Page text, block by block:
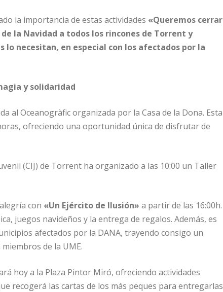
la importancia de estas actividades «Queremos cerrar
la Navidad a todos los rincones de Torrent y
necesitan, en especial con los afectados por la
y solidaridad
al Oceanogràfic organizada por la Casa de la Dona. Esta
ofreciendo una oportunidad única de disfrutar de
(CIJ) de Torrent ha organizado a las 10:00 un Taller
con «Un Ejército de Ilusión» a partir de las 16:00h.
juegos navideños y la entrega de regalos. Además, es
afectados por la DANA, trayendo consigo un
de la UME.
hoy a la Plaza Pintor Miró, ofreciendo actividades
recogerá las cartas de los más peques para entregarlas